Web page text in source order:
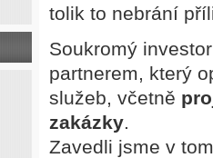
tolik to nebrání
Soukromý
partnerem, který
služeb, včetně
zakázky.
Zavedli jsme v